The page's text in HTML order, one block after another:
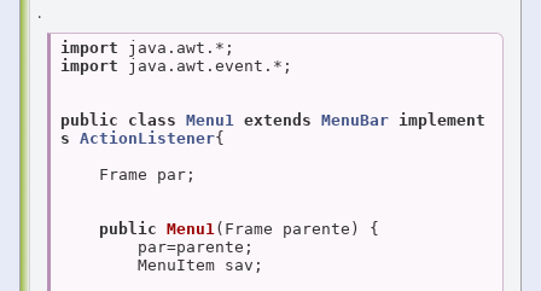
.
import
import java.awt.event.*;
public class Menu1 extends MenuBar implement
s ActionListener{
Frame par;
public Menu1(Frame parente)
{
par=parente;
MenuItem sav;